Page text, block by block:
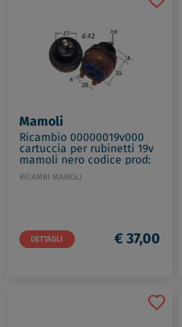
Mamoli
Ricambio 00000019v000
cartuccia per rubinetti 19v
mamoli nero codice prod:
00000019V000
RICAMBI MAMOLI
DETTAGLI € 37,00